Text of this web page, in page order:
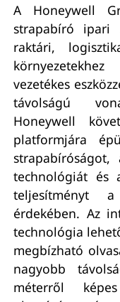
A Honeywell
strapabíró ipari
raktári,
vezetékes
távolságú
Honeywell
platformjára
technológiát és
teljesítményt a
érdekében. Az
technológia
megbízható
nagyobb
méterről